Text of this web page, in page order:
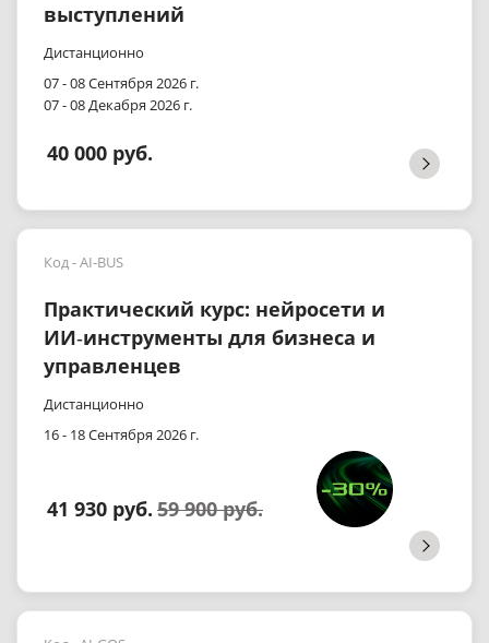
выступлений
Дистанционно
07 - 08 Сентября 2026 г.
07 - 08 Декабря 2026 г.
40 000 руб.
Код - AI-BUS
Практический курс: нейросети и
ИИ‑инструменты для бизнеса и
управленцев
Дистанционно
16 - 18 Сентября 2026 г.
41 930 руб. 59 900 руб.